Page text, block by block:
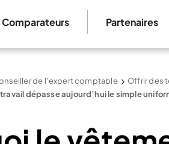
Comparateurs Partenaires
de l’expert comptable
Offrir des
dépasse aujourd’hui le simple